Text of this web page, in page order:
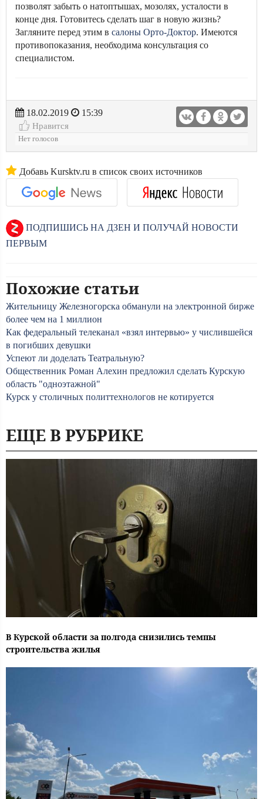
позволят забыть о натоптышах, мозолях, усталости в
конце дня. Готовитесь сделать шаг в новую жизнь?
Загляните перед этим в салоны Орто-Доктор. Имеются
противопоказания, необходима консультация со
специалистом.
18.02.2019
15:39
Нравится
Нет голосов
Добавь Kursktv.ru в список своих источников
ПОДПИШИСЬ НА ДЗЕН И ПОЛУЧАЙ НОВОСТИ
ПЕРВЫМ
Похожие статьи
Жительницу Железногорска обманули на электронной бирже
более чем на 1 миллион
Как федеральный телеканал «взял интервью» у числившейся
в погибших девушки
Успеют ли доделать Театральную?
Общественник Роман Алехин предложил сделать Курскую
область "одноэтажной"
Курск у столичных политтехнологов не котируется
ЕЩЕ В РУБРИКЕ
В Курской области за полгода снизились темпы
строительства жилья